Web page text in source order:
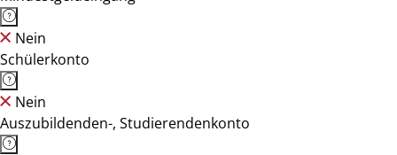
Nein
Schülerkonto
Nein
Auszubildenden-, Studierendenkonto